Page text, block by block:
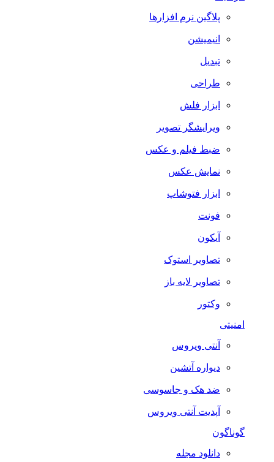
پلاگین نرم افزارها
انیمیشن
تبدیل
طراحی
ابزار فلش
ویرایشگر تصویر
ضبط فيلم و عكس
نمایش عکس
ابزار فتوشاپ
فونت
آیکون
تصاویر استوک
تصاویر لایه باز
وکتور
امنیتی
آنتی ویروس
دیواره آتشین
ضد هک و جاسوسی
آپدیت آنتی ویروس
گوناگون
دانلود مجله